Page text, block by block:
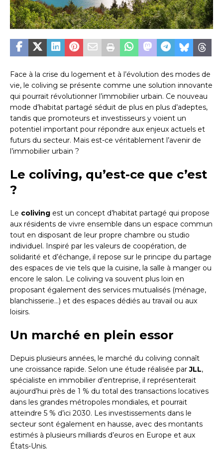
Face à la crise du logement et à l’évolution des modes de
vie, le coliving se présente comme une solution innovante
qui pourrait révolutionner l’immobilier urbain. Ce nouveau
mode d’habitat partagé séduit de plus en plus d’adeptes,
tandis que promoteurs et investisseurs y voient un
potentiel important pour répondre aux enjeux actuels et
futurs du secteur. Mais est-ce véritablement l’avenir de
l’immobilier urbain ?
Le coliving, qu’est-ce que c’est
?
Le coliving est un concept d’habitat partagé qui propose
aux résidents de vivre ensemble dans un espace commun
tout en disposant de leur propre chambre ou studio
individuel. Inspiré par les valeurs de coopération, de
solidarité et d’échange, il repose sur le principe du partage
des espaces de vie tels que la cuisine, la salle à manger ou
encore le salon. Le coliving va souvent plus loin en
proposant également des services mutualisés (ménage,
blanchisserie…) et des espaces dédiés au travail ou aux
loisirs.
Un marché en plein essor
Depuis plusieurs années, le marché du coliving connaît
une croissance rapide. Selon une étude réalisée parJLL,
spécialiste en immobilier d’entreprise, il représenterait
aujourd’hui près de 1 % du total des transactions locatives
dans les grandes métropoles mondiales, et pourrait
atteindre 5 % d’ici 2030. Les investissements dans le
secteur sont également en hausse, avec des montants
estimés à plusieurs milliards d’euros en Europe et aux
États-Unis.